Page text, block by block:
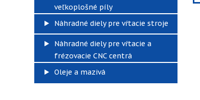
veľkoplošné píly
Náhradné diely pre vŕtacie stroje
Náhradné diely pre vŕtacie a
frézovacie CNC centrá
Oleje a mazivá